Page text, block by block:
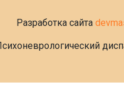
Разработка сайта